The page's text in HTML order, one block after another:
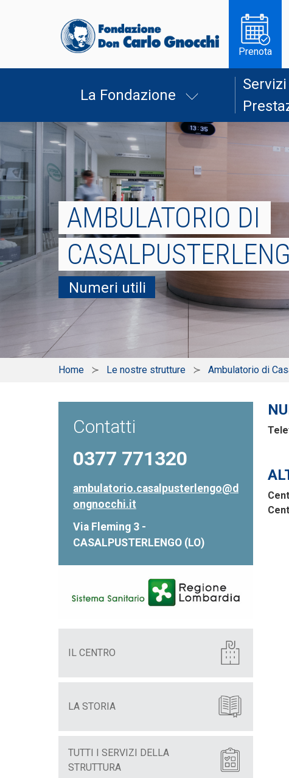
Prenota
La Fondazione
Servizi
AMBULATORIO DI
Numeri utili
Home Le nostre strutture Ambulatorio di
Contatti
0377 771320
ambulatorio.casalpusterlengo@d
ongnocchi.it
Via Fleming 3 -
CASALPUSTERLENGO (LO)
IL CENTRO
LA STORIA
TUTTI I SERVIZI DELLA
STRUTTURA